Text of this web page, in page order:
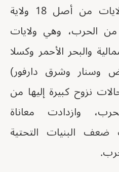
فيما لم تتأثر تسعة ولايات من أصل 18 ولاية
الحرب، وهي ولايات
والبحر الأحمر وكسلا
وسنار وشرق دارفور)
نزوح كبيرة إليها من
وازدادت معاناة
ضعف البنيات التحتية